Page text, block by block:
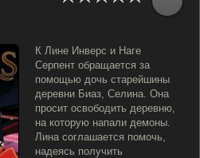
К Лине Инверс и Наге
Серпент обращается за
помощью дочь старейшины
деревни Биаз, Селина. Она
просит освободить деревню,
на которую напали демоны.
Лина соглашается помочь,
надеясь получить